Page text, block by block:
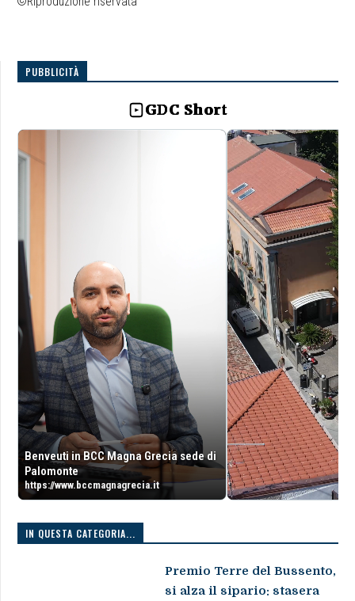
PUBBLICITÀ
GDC Short
Benveuti in BCC Magna Grecia sede di
Palomonte
https://www.bccmagnagrecia.it
IN QUESTA CATEGORIA...
Premio Terre del Bussento,
si alza il sipario: stasera